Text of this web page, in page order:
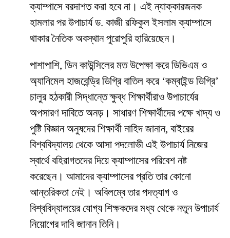
ক্যাম্পাসে বরদাশত করা হবে না। এই ন্যাক্কারজনক
হামলার পর উপাচার্য ড. কাজী রফিকুল ইসলাম ক্যাম্পাসে
থাকার নৈতিক অবস্থান পুরোপুরি হারিয়েছেন।
​পাশাপাশি, ডিন কাউন্সিলের মত উপেক্ষা করে ডিভিএম ও
অ্যানিমেল হাজবেন্ড্রি ডিগ্রি বাতিল করে ‘কম্বাইন্ড ডিগ্রি’
চালুর হঠকারী সিদ্ধান্তে ক্ষুব্ধ শিক্ষার্থীরাও উপাচার্যের
অপসারণ দাবিতে অনড়। সাধারণ শিক্ষার্থীদের পক্ষে খাদ্য ও
পুষ্টি বিজ্ঞান অনুষদের শিক্ষার্থী নাহিদ জানান, বাইরের
বিশ্ববিদ্যালয় থেকে আসা পদলোভী এই উপাচার্য নিজের
স্বার্থে বহিরাগতদের দিয়ে ক্যাম্পাসের পরিবেশ নষ্ট
করেছেন। আমাদের ক্যাম্পাসের প্রতি তার কোনো
আন্তরিকতা নেই। অবিলম্বে তার পদত্যাগ ও
বিশ্ববিদ্যালয়ের যোগ্য শিক্ষকদের মধ্য থেকে নতুন উপাচার্য
নিয়োগের দাবি জানান তিনি।